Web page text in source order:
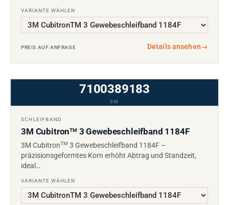
VARIANTE WÄHLEN
PREIS AUF ANFRAGE Details ansehen→
7100389183
3M
SCHLEIFBAND
3M CubitronTM3 Gewebeschleifband 1184F
3M CubitronTM 3 Gewebeschleifband 1184F –
präzisionsgeformtes Korn erhöht Abtrag und Standzeit,
ideal…
VARIANTE WÄHLEN